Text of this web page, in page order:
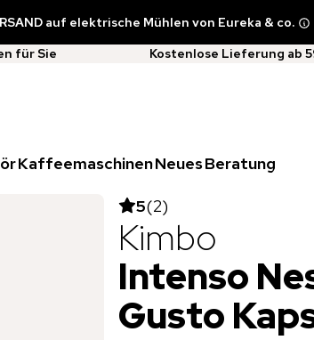
auf elektrische Mühlen von Eureka & co.
für Sie Kostenlose Lieferung ab
KaffeemaschinenNeuesBeratung
5(2)
Kimbo
Intenso
Gusto